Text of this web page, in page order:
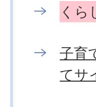
くら
子育
てサ